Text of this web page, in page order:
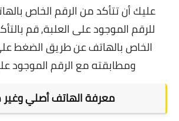
عليك أن تتأكد من الرقم الخاص
للرقم الموجود على العلبة,
ومطابقته مع الرقم الموجود
معرفة الهاتف أصلي